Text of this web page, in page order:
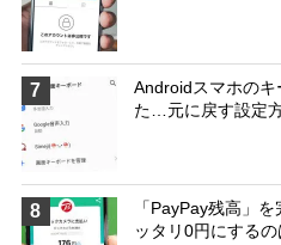
7
Androidスマホのキ
た…元に戻す設定
8
「PayPay残高」
ッタリ0円にするの